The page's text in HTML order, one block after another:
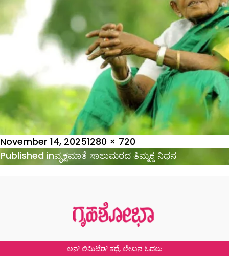
Posted
on
November 14, 2025Full
size
1280 × 720
Post
navigation
Published inವೃಕ್ಷಮಾತೆ ಸಾಲುಮರದ ತಿಮ್ಮಕ್ಕ ನಿಧನ
ಅನ್ ಲಿಮಿಟೆಡ್ ಕಥೆ, ಲೇಖನ ಓದಲು